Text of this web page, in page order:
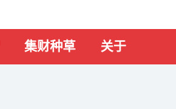
集财种草 关于